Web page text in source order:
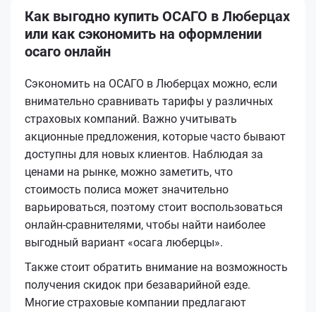
Как выгодно купить ОСАГО в Люберцах
или как сэкономить на оформлении
осаго онлайн
Сэкономить на ОСАГО в Люберцах можно, если
внимательно сравнивать тарифы у различных
страховых компаний. Важно учитывать
акционные предложения, которые часто бывают
доступны для новых клиентов. Наблюдая за
ценами на рынке, можно заметить, что
стоимость полиса может значительно
варьироваться, поэтому стоит воспользоваться
онлайн-сравнителями, чтобы найти наиболее
выгодный вариант «осага люберцы».
Также стоит обратить внимание на возможность
получения скидок при безаварийной езде.
Многие страховые компании предлагают